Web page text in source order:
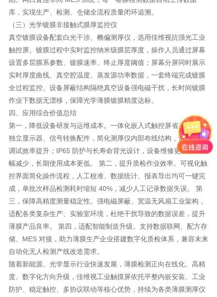
库，实现生产、检测、仓储全流程质量闭环追溯。
（三）光学镀膜非接触式膜厚监控仪
真空镀膜设备配套白光干涉、椭偏测厚仪，选用佳维视抗强光工业
触控屏。镀膜过程中实时监控纳米级膜层厚度，操作人员通过屏幕
设置多层膜系参数、镀膜速率、终止厚度阈值；屏幕分屏同时展示
实时厚度曲线、真空腔温度、蒸发源功率数据，一套终端完成镀膜
全过程监控。设备屏蔽结构隔绝真空设备强电磁干扰，长时间镀膜
作业下数据无漂移，保障光学薄膜镀膜精度达标。
四、应用综合价值总结
第一，降低设备研发与运维成本。一体化嵌入式触控屏省去按键、
独立显示器、信号转换配件，简化测厚仪内部布线结构，设备组装
调试效率提升；IP65 防护与长寿命背光设计，设备维修更换频次大
幅减少，长期使用成本更低。 第二，提升质检作业效率。可视化触
控界面简化操作流程，人工校准、数据统计、报表导出均可一键完
成，单批次样品检测耗时缩短 40%，减少人工记录数据失误。 第
三，保障高精度测量稳定性。强电磁屏蔽、宽温无风扇工业架构，
适配各类复杂生产、实验室环境，杜绝干扰导致的数据误差，提升
薄膜产品良率。 第四，适配智能制造升级。支持数据联网、配方存
储、MES 对接，助力薄膜生产企业搭建数字化质检体系，兼容未来
自动化无人检测产线改造需求。
随着新能源、光学显示行业快速发展，薄膜检测正向在线化、高精
度、数字化方向升级，佳维视工业触摸屏依托平整内嵌安装、工业
防护、稳定触控、多协议联动等核心优势，持续为各类薄膜测厚仪